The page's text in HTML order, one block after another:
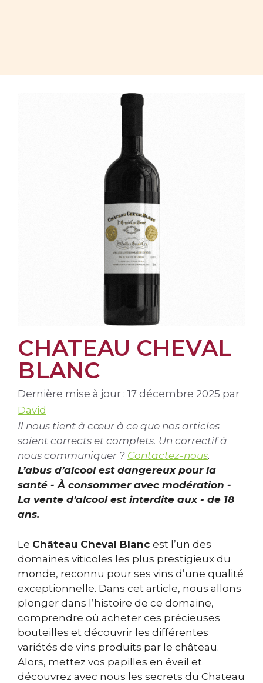
CHATEAU CHEVAL
BLANC
Dernière mise à jour : 17 décembre 2025 par
David
Il nous tient à cœur à ce que nos articles
soient corrects et complets. Un correctif à
nous communiquer ? Contactez-nous.
L’abus d’alcool est dangereux pour la
santé - À consommer avec modération -
La vente d’alcool est interdite aux - de 18
ans.
Le Château Cheval Blanc est l’un des
domaines viticoles les plus prestigieux du
monde, reconnu pour ses vins d’une qualité
exceptionnelle. Dans cet article, nous allons
plonger dans l’histoire de ce domaine,
comprendre où acheter ces précieuses
bouteilles et découvrir les différentes
variétés de vins produits par le château.
Alors, mettez vos papilles en éveil et
découvrez avec nous les secrets du Chateau